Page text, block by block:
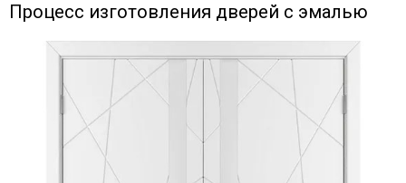
Процесс изготовления дверей с эмалью